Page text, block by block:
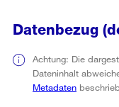
Datenbezug
Achtung: Die
Dateninhalt
Metadaten